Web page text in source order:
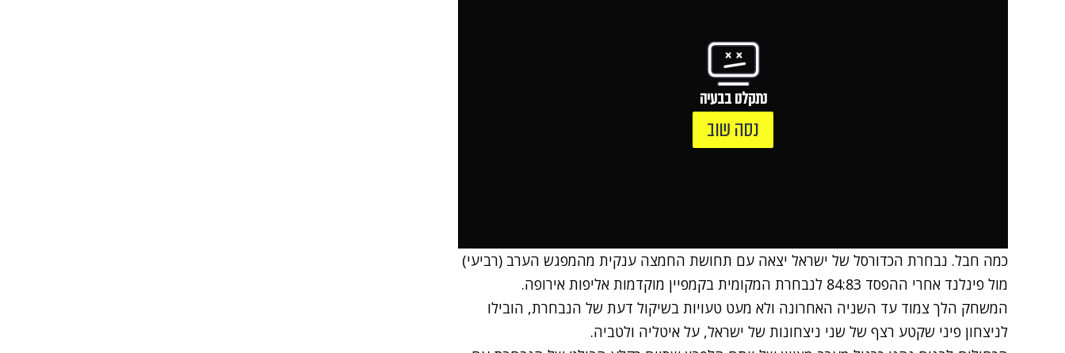
נתקלנו בבעיה
נסה שוב
כמה חבל. נבחרת הכדורסל של ישראל יצאה עם תחושת החמצה ענקית מהמפגש הערב (רביעי)
מול פינלנד אחרי ההפסד 84:83 לנבחרת המקומית בקמפיין מוקדמות אליפות אירופה.
המשחק הלך צמוד עד השניה האחרונה ולא מעט טעויות בשיקול דעת של הנבחרת, הובילו
לניצחון פיני שקטע רצף של שני ניצחונות של ישראל, על איטליה ולטביה.